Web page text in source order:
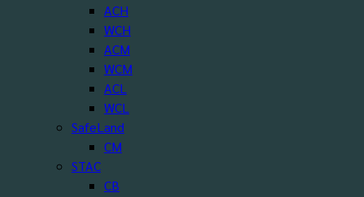
ACH
WCH
ACM
WCM
ACL
WCL
SafeLand
CM
STAC
CB